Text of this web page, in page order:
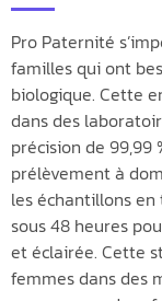
Pro Paternité
familles qui ont
biologique. Cette
dans des
précision de 99,99
prélèvement à
les échantillons
sous 48 heures
et éclairée. Cette
femmes dans des